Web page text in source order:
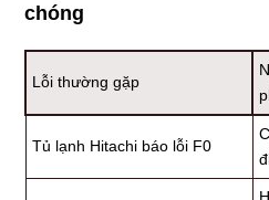
chóng
Lỗi thường gặp
Tủ lạnh Hitachi báo lỗi F0